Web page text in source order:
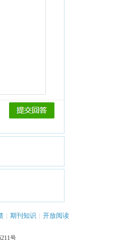
| 期刊知识 | 开放阅读
号